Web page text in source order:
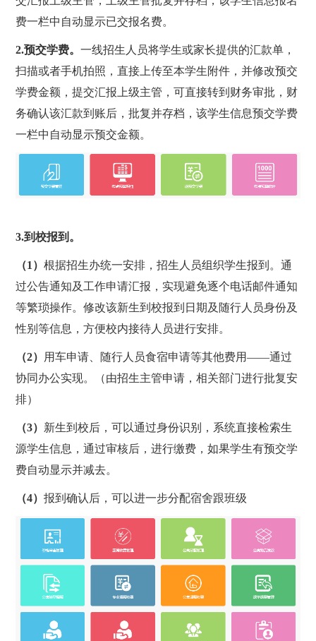
费一栏中自动显示已交报名费。
2.预交学费。一线招生人员将学生或家长提供的汇款单，
扫描或者手机拍照，直接上传至本学生附件，并修改预交
学费金额，提交汇报上级主管，可直接转到财务审批，财
务确认该汇款到账后，批复并存档，该学生信息预交学费
一栏中自动显示预交金额。
3.到校报到。
（1）根据招生办统一安排，招生人员组织学生报到。通
过公告通知及工作申请汇报，实现避免逐个电话邮件通知
等繁琐操作。修改该新生到校报到日期及随行人员身份及
性别等信息，方便校内接待人员进行安排。
（2） 用车申请、随行人员食宿申请等其他费用——通过
协同办公实现。（由招生主管申请，相关部门进行批复安
排）
（3） 新生到校后，可以通过身份识别，系统直接检索生
源学生信息，通过审核后，进行缴费，如果学生有预交学
费自动显示并减去。
（4）报到确认后，可以进一步分配宿舍跟班级